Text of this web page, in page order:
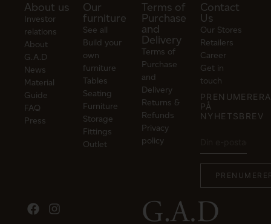
About us
Investor
relations
About
G.A.D
News
Material
Guide
FAQ
Press
Our
furniture
See all
Build your
own
furniture
Tables
Seating
Furniture
Storage
Fittings
Outlet
Terms of
Purchase
and
Delivery
Terms of
Purchase
and
Delivery
Returns &
Refunds
Privacy
policy
Contact
Us
Our Stores
Retailers
Career
Get in
touch
PRENUMERERA
PÅ
NYHETSBREV